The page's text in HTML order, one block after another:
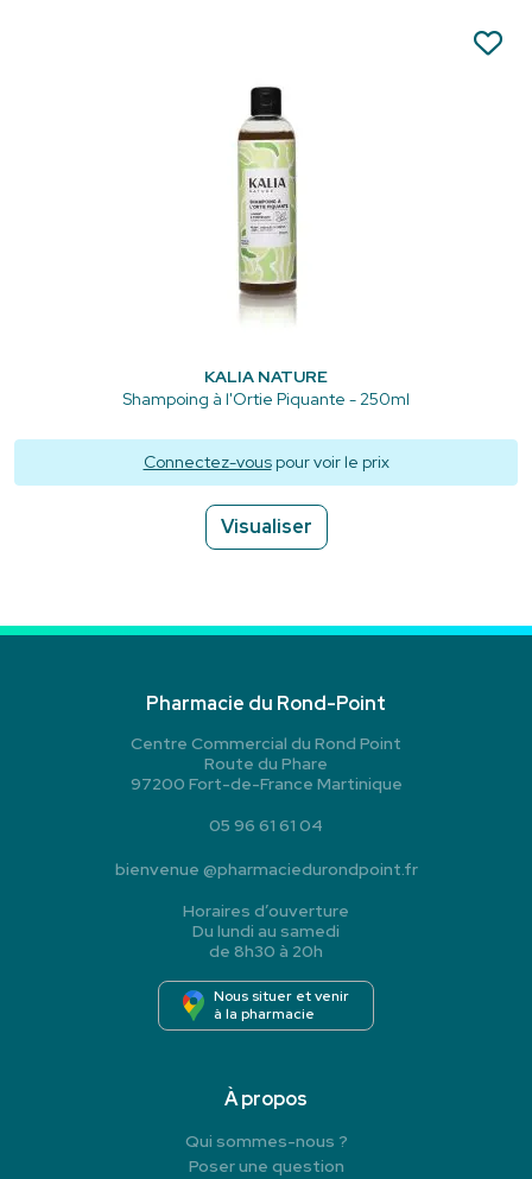
KALIA NATURE
Shampoing à l'Ortie Piquante - 250ml
Connectez-vouspour voir le prix
Visualiser
Pharmacie du Rond-Point
Centre Commercial du Rond Point
Route du Phare
97200 Fort-de-France Martinique
05 96 61 61 04
bienvenue @pharmaciedurondpoint.fr
Horaires d’ouverture
Du lundi au samedi
de 8h30 à 20h
Nous situer et venir
à la pharmacie
À propos
Qui sommes-nous ?
Poser une question